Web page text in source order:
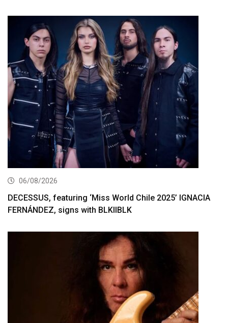
06/08/2026
DECESSUS, featuring ‘Miss World Chile 2025’ IGNACIA
FERNÁNDEZ, signs with BLKIIBLK